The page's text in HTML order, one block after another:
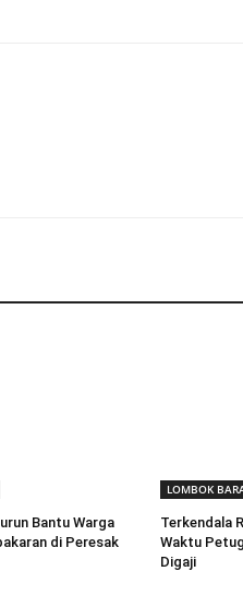
Bantu Warga
di Peresak
LOMBOK
Terkendala
Waktu
Digaji